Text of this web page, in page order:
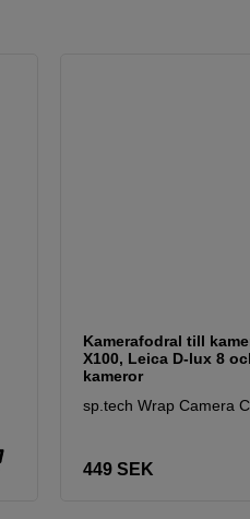
Kamerafodral till
X100, Leica D-lux 8
kameror
sp.tech Wrap Camera
449 SEK